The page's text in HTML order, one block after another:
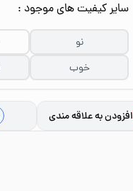
سایر کیفیت های موجود :
نو
خوب
افزودن به علاقه مندی